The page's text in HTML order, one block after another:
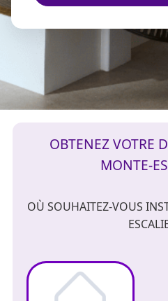
OBTENEZ VOTRE
MONTE-
OÙ SOUHAITEZ-VOUS